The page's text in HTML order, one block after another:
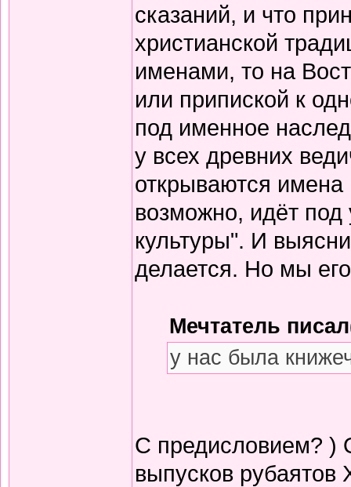
сказаний, и что
христианской
именами, то на
или припиской к
под именное
у всех древних
открываются имена
возможно, идёт под
культуры". И
делается. Но мы
Мечтатель
у нас была
С предисловием? )
выпусков рубаятов